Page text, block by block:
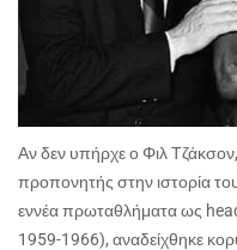
Αν δεν υπήρχε ο Φιλ
προπονητής στην ιστορία
εννέα πρωταθλήματα ως
1959-1966), αναδείχθηκε